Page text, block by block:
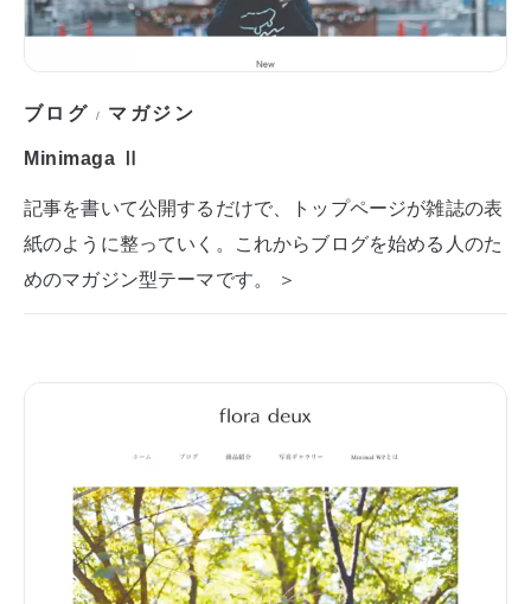
ブログ / マガジン
Minimaga Ⅱ
記事を書いて公開するだけで、トップページが雑誌の表
紙のように整っていく。これからブログを始める人のた
めのマガジン型テーマです。 ＞